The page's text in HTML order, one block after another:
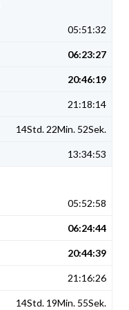
05:51:32
06:23:27
20:46:19
21:18:14
14Std. 22Min. 52Sek.
13:34:53
05:52:58
06:24:44
20:44:39
21:16:26
14Std. 19Min. 55Sek.